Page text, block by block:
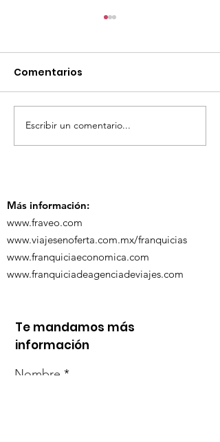
TourTravelynByFraveo
participó en la
Comentarios
Escribir un comentario...
Más información:
www.fraveo.com
www.viajesenoferta.com.mx/franquicias
www.franquiciaeconomica.com
www.franquiciadeagenciadeviajes.com
Te mandamos más
información
Nombre